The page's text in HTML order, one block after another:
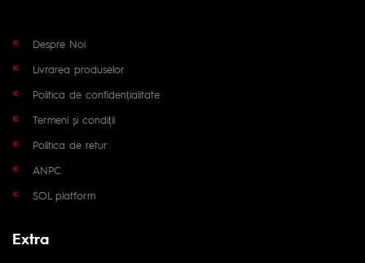
Despre Noi
Livrarea produselor
Politica de confidențialitate
Termeni și condiții
Politica de retur
ANPC
SOL platform
Extra